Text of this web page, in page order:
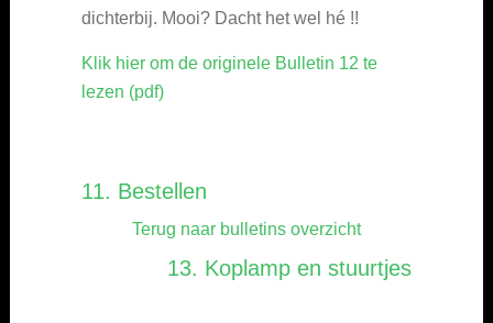
dichterbij. Mooi? Dacht het wel hé !!
Klik hier om de originele Bulletin 12 te
lezen (pdf)
11. Bestellen
Terug naar bulletins overzicht
13. Koplamp en stuurtjes